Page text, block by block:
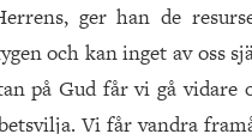
ger han de
och kan inget av oss
på Gud får vi gå vidare
Vi får vandra